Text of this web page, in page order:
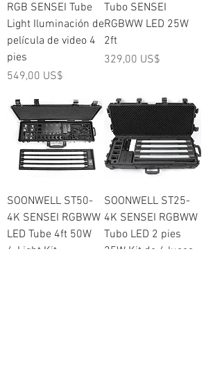
RGB SENSEI Tube
Light Iluminación de
película de video 4
pies
Precio
549,00 US$
Tubo SENSEI
RGBWW LED 25W
2ft
Precio
329,00 US$
SOONWELL ST50-
4K SENSEI RGBWW
LED Tube 4ft 50W
4-Light Kit
SOONWELL ST25-
4K SENSEI RGBWW
Tubo LED 2 pies
25W Kit de 4 luces